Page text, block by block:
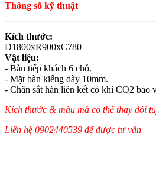
Thông số kỹ thuật
Kích thước:
D1800xR900xC780
Vật liệu:
- Bàn tiếp khách 6 chỗ.
- Mặt bàn kiếng dày 10mm.
- Chân sắt hàn liên kết có khí CO2 bảo
Kích thước & mẫu mã có thể thay đổi
Liên hệ 0902440539 để được tư vấn